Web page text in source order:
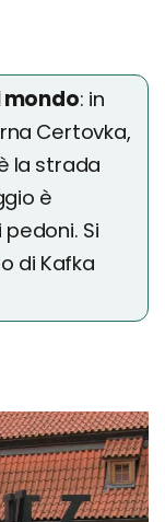
mondo: in
Certovka,
la strada
è
Si
di Kafka